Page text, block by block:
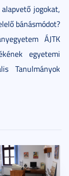
jogokat,
bánásmódot?
ÁJTK
egyetemi
Tanulmányok